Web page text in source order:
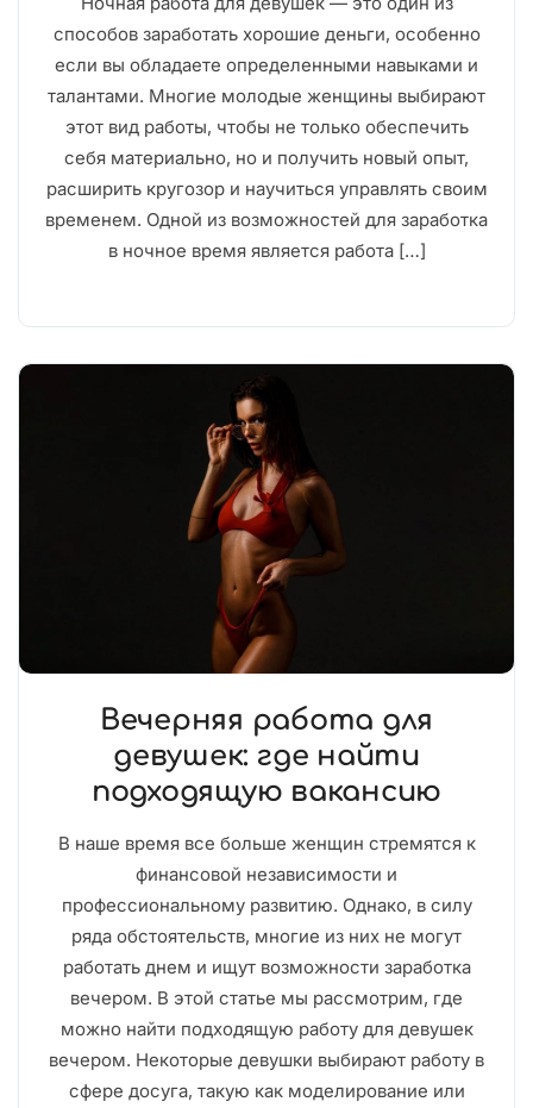
способов заработать хорошие деньги, особенно
если вы обладаете определенными навыками и
талантами. Многие молодые женщины выбирают
этот вид работы, чтобы не только обеспечить
себя материально, но и получить новый опыт,
расширить кругозор и научиться управлять своим
временем. Одной из возможностей для заработка
в ночное время является работа […]
Вечерняя работа для
девушек: где найти
подходящую вакансию
В наше время все больше женщин стремятся к
финансовой независимости и
профессиональному развитию. Однако, в силу
ряда обстоятельств, многие из них не могут
работать днем и ищут возможности заработка
вечером. В этой статье мы рассмотрим, где
можно найти подходящую работу для девушек
вечером. Некоторые девушки выбирают работу в
сфере досуга, такую как моделирование или